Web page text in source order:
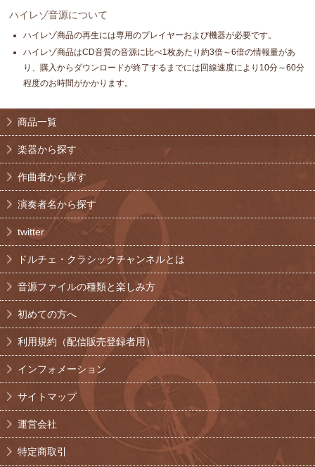
ハイレゾ音源について
ハイレゾ商品の再生には専用のプレイヤーおよび機器が必要です。
ハイレゾ商品はCD音質の音源に比べ1枚あたり約3倍～6倍の情報量があ
り、購入からダウンロードが終了するまでには回線速度により10分～60分
程度のお時間がかかります。
商品一覧
楽器から探す
作曲者から探す
演奏者名から探す
twitter
ドルチェ・クラシックチャンネルとは
音源ファイルの種類と楽しみ方
初めての方へ
利用規約（配信販売登録者用）
インフォメーション
サイトマップ
運営会社
特定商取引